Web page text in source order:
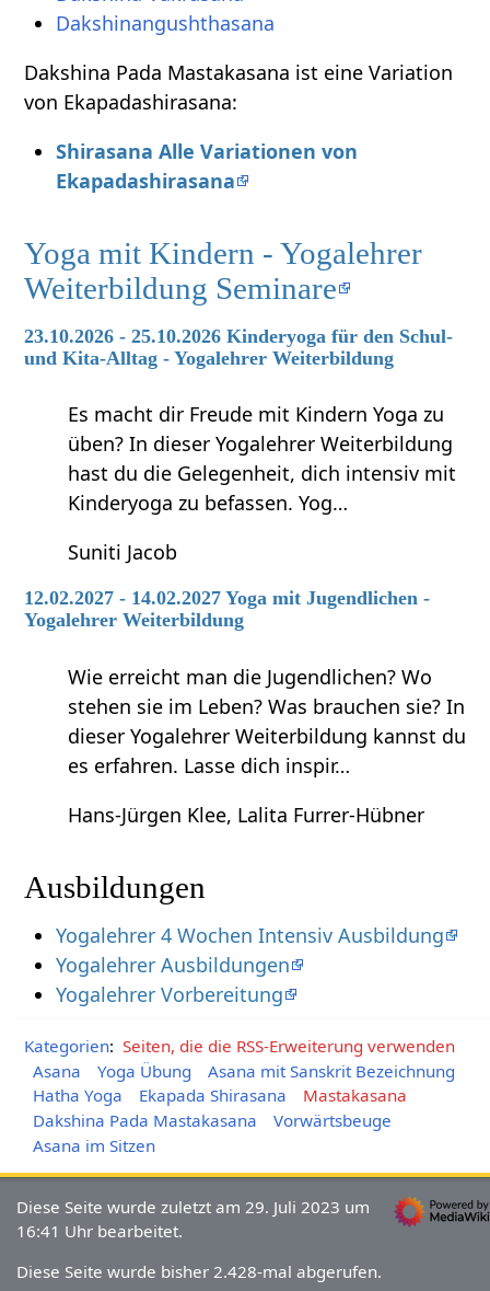
Dakshinangushthasana
Dakshina Pada Mastakasana ist eine Variation
von Ekapadashirasana:
Shirasana Alle Variationen von
Ekapadashirasana
Yoga mit Kindern - Yogalehrer
Weiterbildung Seminare
23.10.2026 - 25.10.2026 Kinderyoga für den Schul-
und Kita-Alltag - Yogalehrer Weiterbildung
Es macht dir Freude mit Kindern Yoga zu
üben? In dieser Yogalehrer Weiterbildung
hast du die Gelegenheit, dich intensiv mit
Kinderyoga zu befassen. Yog…
Suniti Jacob
12.02.2027 - 14.02.2027 Yoga mit Jugendlichen -
Yogalehrer Weiterbildung
Wie erreicht man die Jugendlichen? Wo
stehen sie im Leben? Was brauchen sie? In
dieser Yogalehrer Weiterbildung kannst du
es erfahren. Lasse dich inspir…
Hans-Jürgen Klee, Lalita Furrer-Hübner
Ausbildungen
Yogalehrer 4 Wochen Intensiv Ausbildung
Yogalehrer Ausbildungen
Yogalehrer Vorbereitung
Kategorien: Seiten, die die RSS-Erweiterung verwenden
Asana
Yoga Übung
Asana mit Sanskrit Bezeichnung
Hatha Yoga
Ekapada Shirasana
Mastakasana
Dakshina Pada Mastakasana
Vorwärtsbeuge
Asana im Sitzen
Diese Seite wurde zuletzt am 29. Juli 2023 um
16:41 Uhr bearbeitet.
Diese Seite wurde bisher 2.428-mal abgerufen.